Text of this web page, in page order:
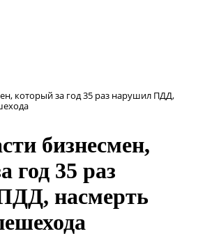
который за год 35 раз нарушил ПДД,
бизнесмен,
год 35 раз
насмерть